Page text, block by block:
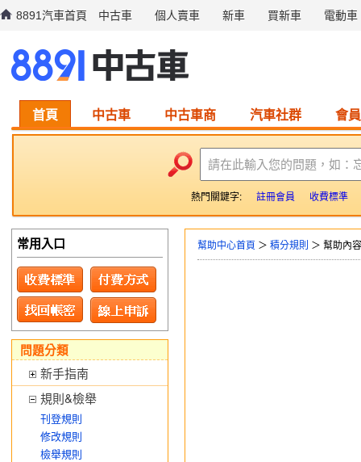
8891汽車首頁 中古車 個人賣車 新車 買新車 電動車
首頁 中古車 中古車商 汽車社群 會
請在此輸入您的問題，如：
熱門關鍵字: 註冊會員 收費標準
幫助中心首頁 ＞ 積分規則 ＞ 幫助內容
常用入口
問題分類
新手指南
規則&檢舉
刊登規則
修改規則
檢舉規則